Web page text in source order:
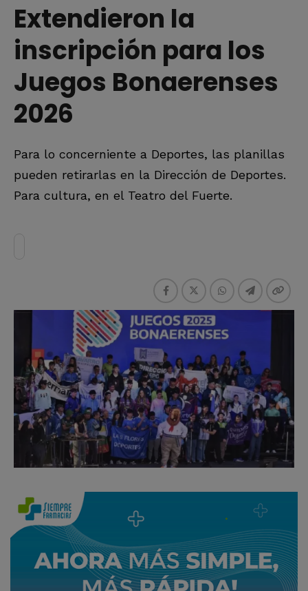
Extendieron la
inscripción para los
Juegos Bonaerenses
2026
Para lo concerniente a Deportes, las planillas
pueden retirarlas en la Dirección de Deportes.
Para cultura, en el Teatro del Fuerte.